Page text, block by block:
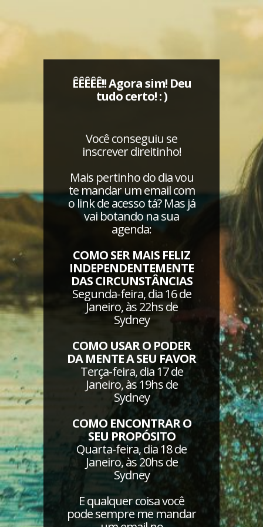
ÊÊÊÊÊ!! Agora sim! Deu
tudo certo! : )
Você conseguiu se
inscrever direitinho!
Mais pertinho do dia vou
te mandar um email com
o link de acesso tá? Mas já
vai botando na sua
agenda:
COMO SER MAIS FELIZ
INDEPENDENTEMENTE
DAS CIRCUNSTÂNCIAS
Segunda-feira, dia 16 de
Janeiro, às 22hs de
Sydney
COMO USAR O PODER
DA MENTE A SEU FAVOR
Terça-feira, dia 17 de
Janeiro, às 19hs de
Sydney
COMO ENCONTRAR O
SEU PROPÓSITO
Quarta-feira, dia 18 de
Janeiro, às 20hs de
Sydney
E qualquer coisa você
pode sempre me mandar